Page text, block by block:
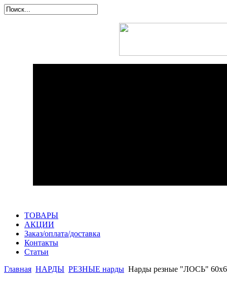
ТОВАРЫ
АКЦИИ
Заказ/оплата/доставка
Контакты
Статьи
Главная НАРДЫ РЕЗНЫЕ нарды Нарды резные "ЛОСЬ"